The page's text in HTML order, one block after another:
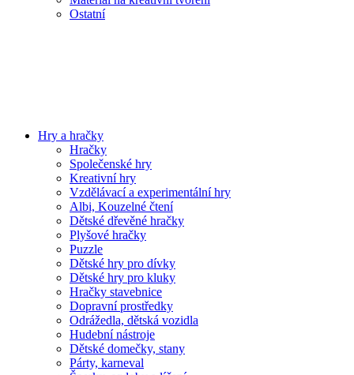
Ostatní
Hry a hračky
Hračky
Společenské hry
Kreativní hry
Vzdělávací a experimentální hry
Albi, Kouzelné čtení
Dětské dřevěné hračky
Plyšové hračky
Puzzle
Dětské hry pro dívky
Dětské hry pro kluky
Hračky stavebnice
Dopravní prostředky
Odrážedla, dětská vozidla
Hudební nástroje
Dětské domečky, stany
Párty, karneval